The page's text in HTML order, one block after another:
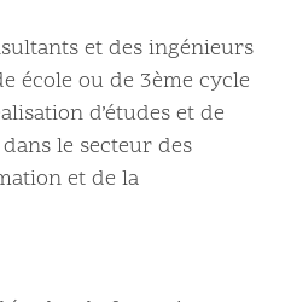
et des ingénieurs
école ou de 3ème cycle
d’études et de
le secteur des
et de la